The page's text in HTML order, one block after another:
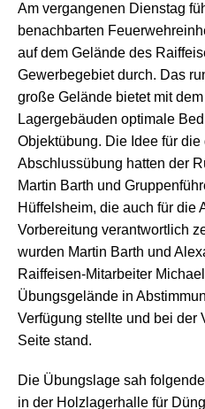
Am vergangenen Dienstag
benachbarten
auf dem Gelände des
Gewerbegebiet durch. Das
große Gelände bietet mit
Lagergebäuden optimale
Objektübung. Die Idee für
Abschlussübung hatten der
Martin Barth und
Hüffelsheim, die auch für die
Vorbereitung verantwortlich
wurden Martin Barth und
Raiffeisen-Mitarbeiter
Übungsgelände in
Verfügung stellte und bei der
Seite stand.
Die Übungslage sah
in der Holzlagerhalle für